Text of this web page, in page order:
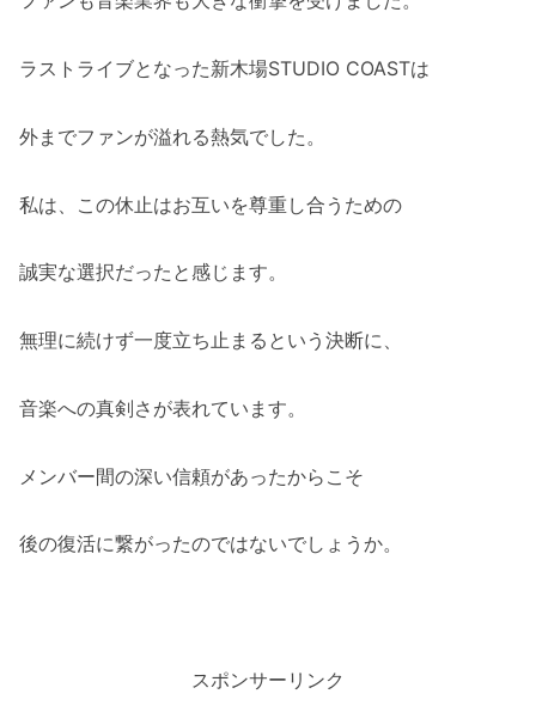
ラストライブとなった新木場STUDIO COASTは
外までファンが溢れる熱気でした。
私は、この休止はお互いを尊重し合うための
誠実な選択だったと感じます。
無理に続けず一度立ち止まるという決断に、
音楽への真剣さが表れています。
メンバー間の深い信頼があったからこそ
後の復活に繋がったのではないでしょうか。
スポンサーリンク